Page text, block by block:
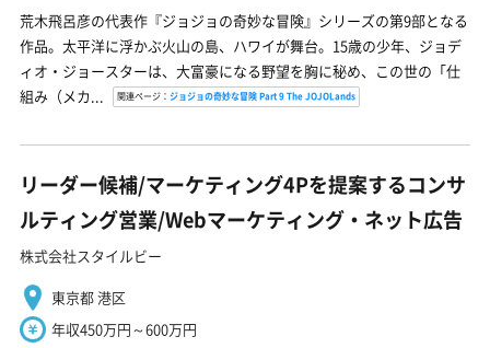
荒木飛呂彦の代表作『ジョジョの奇妙な冒険』シリーズの第9部となる
作品。太平洋に浮かぶ火山の島、ハワイが舞台。15歳の少年、ジョデ
ィオ・ジョースターは、大富豪になる野望を胸に秘め、この世の「仕
組み（メカ...
関連ページ： ジョジョの奇妙な冒険 Part 9 The JOJOLands
リーダー候補/マーケティング4Pを提案するコンサ
ルティング営業/Webマーケティング・ネット広告
株式会社スタイルビー
東京都 港区
年収450万円～600万円